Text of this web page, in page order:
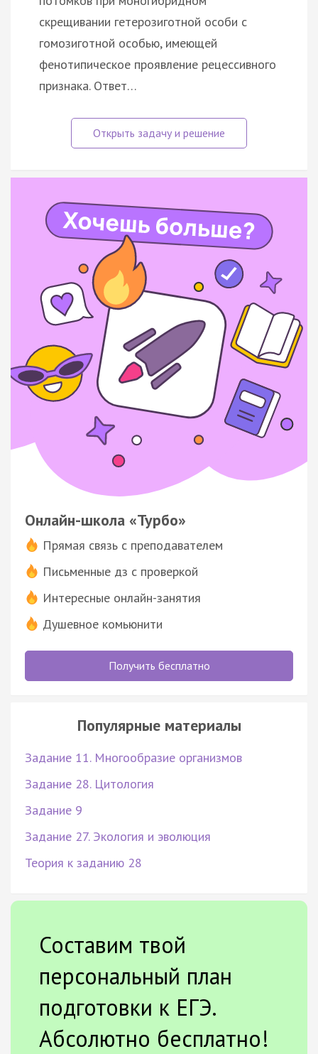
скрещивании гетерозиготной особи с
гомозиготной особью, имеющей
фенотипическое проявление рецессивного
признака. Ответ…
Онлайн-школа «Турбо»
Прямая связь с преподавателем
Письменные дз с проверкой
Интересные онлайн-занятия
Душевное комьюнити
Получить бесплатно
Популярные материалы
Задание 11. Многообразие организмов
Задание 28. Цитология
Задание 9
Задание 27. Экология и эволюция
Теория к заданию 28
Составим твой
персональный план
подготовки к ЕГЭ.
Абсолютно бесплатно!